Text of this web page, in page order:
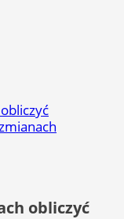
obliczyć